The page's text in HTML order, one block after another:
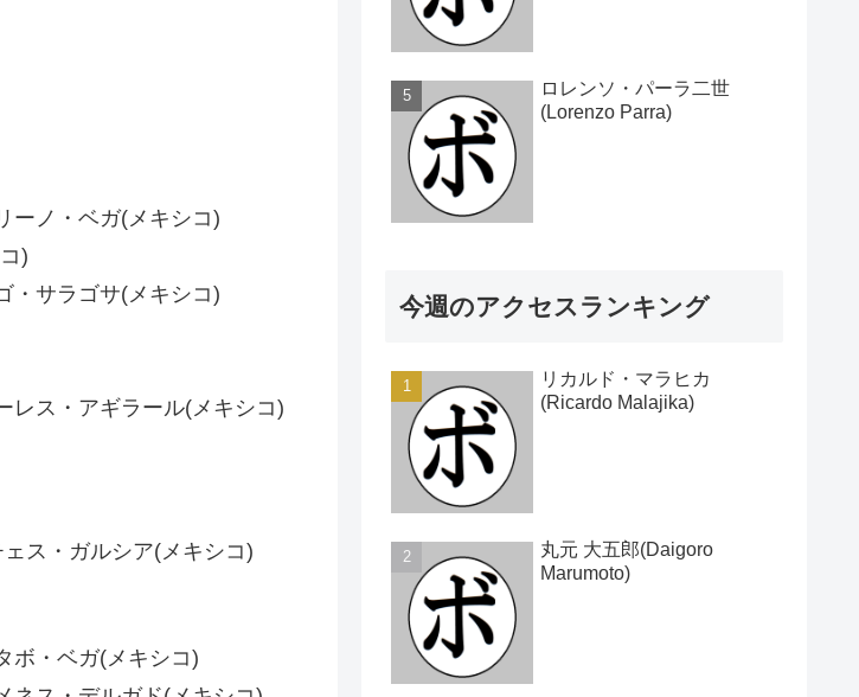
ノ・ベガ(メキシコ)
)
サラゴサ(メキシコ)
ス・アギラール(メキシコ)
ス・ガルシア(メキシコ)
・ベガ(メキシコ)
ロレンソ・パーラ二世
(Lorenzo Parra)
今週のアクセスランキング
リカルド・マラヒカ
(Ricardo Malajika)
丸元 大五郎(Daigoro
Marumoto)